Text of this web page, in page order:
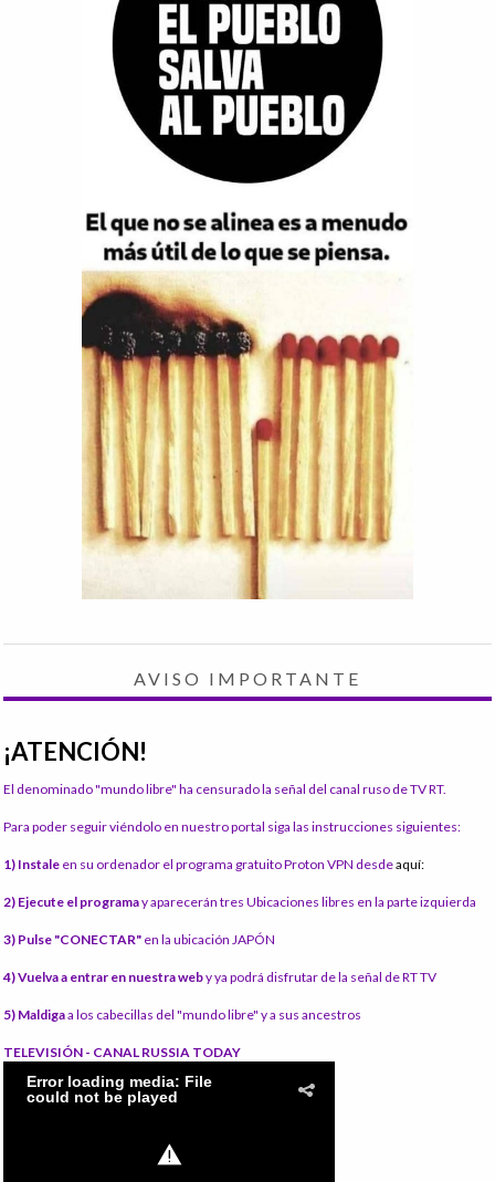
AVISO IMPORTANTE
¡ATENCIÓN!
El denominado "mundo libre" ha censurado la señal del canal ruso de TV RT.
Para poder seguir viéndolo en nuestro portal siga las instrucciones siguientes:
1) Instale en su ordenador el programa gratuito Proton VPN desdeaquí:
2) Ejecute el programay aparecerán tres Ubicaciones libres en la parte izquierda
3) Pulse "CONECTAR" en la ubicación JAPÓN
4) Vuelva a entrar en nuestra weby ya podrá disfrutar de la señal de RT TV
5) Maldigaa los cabecillas del "mundo libre" y a sus ancestros
TELEVISIÓN - CANAL RUSSIA TODAY